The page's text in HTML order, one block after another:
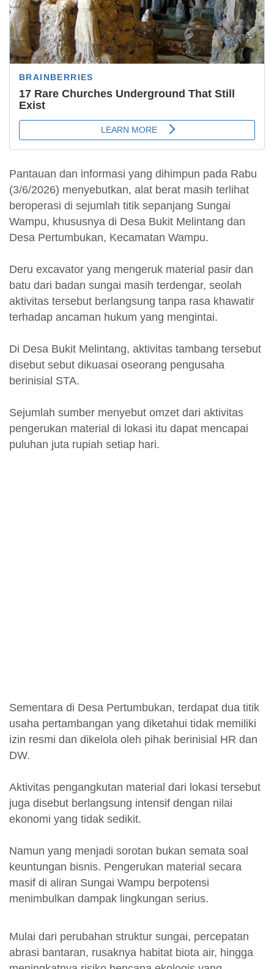
Pantauan dan informasi yang dihimpun pada Rabu
(3/6/2026) menyebutkan, alat berat masih terlihat
beroperasi di sejumlah titik sepanjang Sungai
Wampu, khususnya di Desa Bukit Melintang dan
Desa Pertumbukan, Kecamatan Wampu.
Deru excavator yang mengeruk material pasir dan
batu dari badan sungai masih terdengar, seolah
aktivitas tersebut berlangsung tanpa rasa khawatir
terhadap ancaman hukum yang mengintai.
Di Desa Bukit Melintang, aktivitas tambang tersebut
disebut sebut dikuasai oseorang pengusaha
berinisial STA.
Sejumlah sumber menyebut omzet dari aktivitas
pengerukan material di lokasi itu dapat mencapai
puluhan juta rupiah setiap hari.
Sementara di Desa Pertumbukan, terdapat dua titik
usaha pertambangan yang diketahui tidak memiliki
izin resmi dan dikelola oleh pihak berinisial HR dan
DW.
Aktivitas pengangkutan material dari lokasi tersebut
juga disebut berlangsung intensif dengan nilai
ekonomi yang tidak sedikit.
Namun yang menjadi sorotan bukan semata soal
keuntungan bisnis. Pengerukan material secara
masif di aliran Sungai Wampu berpotensi
menimbulkan dampak lingkungan serius.
Mulai dari perubahan struktur sungai, percepatan
abrasi bantaran, rusaknya habitat biota air, hingga